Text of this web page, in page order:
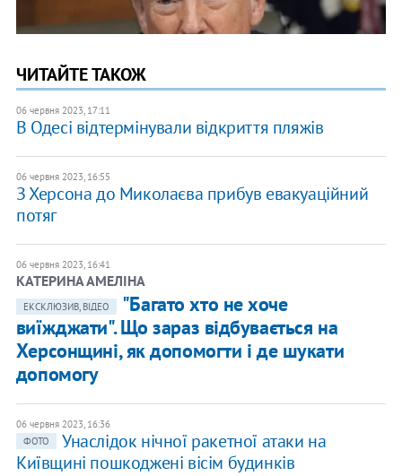
ЧИТАЙТЕ ТАКОЖ
06 червня 2023, 17:11
В Одесі відтермінували відкриття пляжів
06 червня 2023, 16:55
З Херсона до Миколаєва прибув евакуаційний
потяг
06 червня 2023, 16:41
КАТЕРИНА АМЕЛІНА
ЕКСКЛЮЗИВ, ВІДЕО
"Багато хто не хоче
виїжджати". Що зараз відбувається на
Херсонщині, як допомогти і де шукати
допомогу
06 червня 2023, 16:36
ФОТО
Унаслідок нічної ракетної атаки на
Київщині пошкоджені вісім будинків